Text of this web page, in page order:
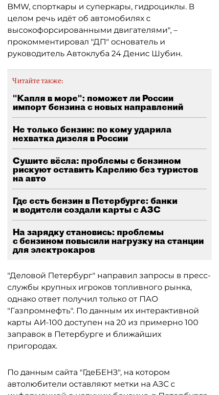
BMW, спорткары и суперкары, гидроциклы. В
целом речь идёт об автомобилях с
высокофорсированными двигателями", –
прокомментировал "ДП" основатель и
руководитель Автоклуба 24 Денис Шубин.
Читайте также:
"Капля в море": поможет ли России
импорт бензина с новых направлений
Не только бензин: по кому ударила
нехватка дизеля в России
Сушите вёсла: проблемы с бензином
рискуют оставить Карелию без туристов
на авто
Где есть бензин в Петербурге: банки
и водители создали карты с АЗС
На зарядку становись: проблемы
с бензином повысили нагрузку на станции
для электрокаров
"Деловой Петербург" направил запросы в пресс-
службы крупных игроков топливного рынка,
однако ответ получил только от ПАО
"Газпромнефть". По данным их интерактивной
карты АИ-100 доступен на 20 из примерно 100
заправок в Петербурге и ближайших
пригородах.
По данным сайта "ГдеБЕНЗ", на котором
автолюбители оставляют метки на АЗС с